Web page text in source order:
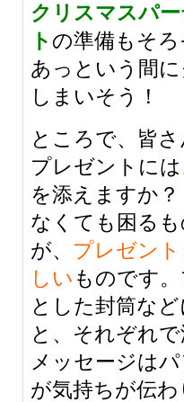
クリスマスパ
ト の準備もそろ
あっという間
しまいそう！
ところで、皆
プレゼントには
を添えますか？
なくても困る
が、 プレゼン
しい ものです
とした封筒な
と、それぞれ
メッセージは
が気持ちが伝わ